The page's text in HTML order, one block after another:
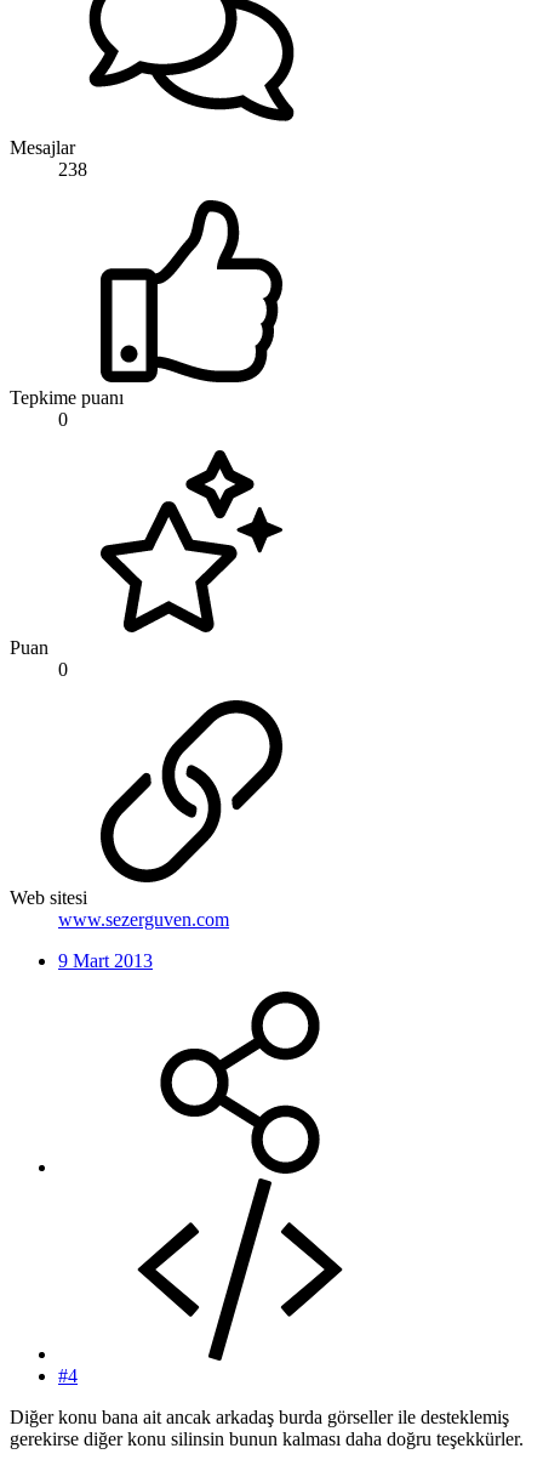
Mesajlar
238
Tepkime puanı
0
Puan
0
Web sitesi
www.sezerguven.com
9 Mart 2013
#4
Diğer konu bana ait ancak arkadaş burda görseller ile desteklemiş
gerekirse diğer konu silinsin bunun kalması daha doğru teşekkürler.